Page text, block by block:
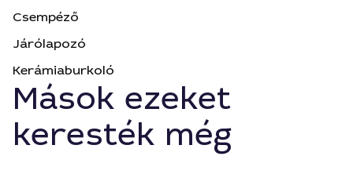
Csempéző
Járólapozó
Kerámiaburkoló
Mások ezeket
keresték még